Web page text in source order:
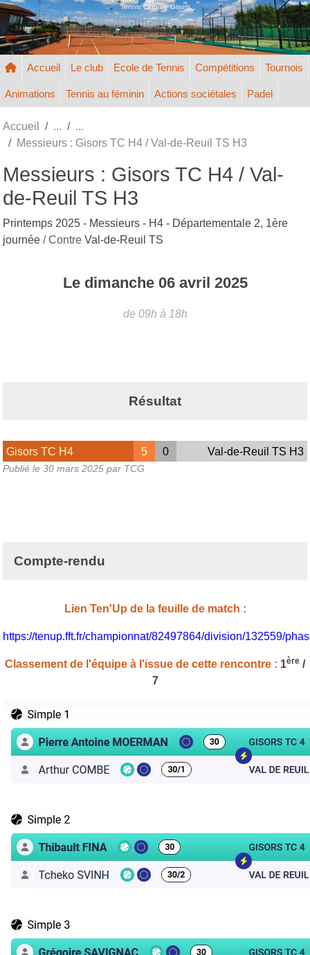
Tennis Club de Gisors
Accueil Le club Ecole de Tennis Compétitions Tournois
Animations Tennis au féminin Actions sociétales Padel
Accueil
Messieurs : Gisors TC H4 / Val-de-Reuil TS H3
Messieurs : Gisors TC H4 / Val-
de-Reuil TS H3
Printemps 2025 - Messieurs - H4 - Départementale 2, 1ère
journée / Contre Val-de-Reuil TS
Le dimanche 06 avril 2025
de 09h à 18h
Résultat
Gisors TC H4 5 0 Val-de-Reuil TS H3
Publié le 30 mars 2025 par TCG
Compte-rendu
Lien Ten'Up de la feuille de match :
https://tenup.fft.fr/championnat/82497864/division/132559/
Classement de l'équipe à l'issue de cette rencontre : 1ère /
7
Panneau de gestion des cookies